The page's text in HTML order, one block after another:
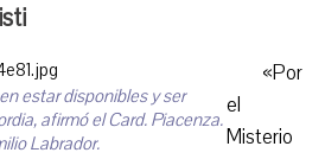
estar disponibles y ser
afirmó el Card. Piacenza.
Labrador.
«Por
el
Misterio